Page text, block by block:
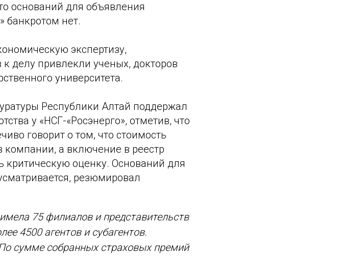
оснований для объявления
банкротом нет.
экспертизу,
делу привлекли ученых, докторов
университета.
Республики Алтай поддержал
у «НСГ-«Росэнерго», отметив, что
говорит о том, что стоимость
компании, а включение в реестр
критическую оценку. Оснований для
резюмировал
75 филиалов и представительств
4500 агентов и субагентов.
сумме собранных страховых премий